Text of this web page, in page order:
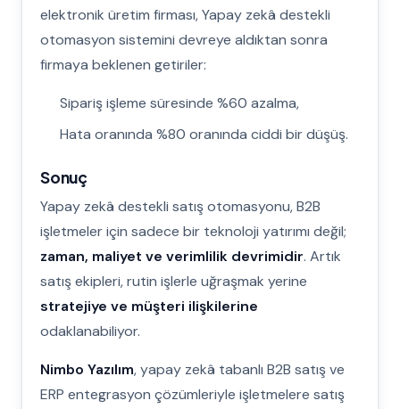
elektronik üretim firması, Yapay zekâ destekli
otomasyon sistemini devreye aldıktan sonra
firmaya beklenen getiriler:
Sipariş işleme süresinde %60 azalma,
Hata oranında %80 oranında ciddi bir düşüş.
Sonuç
Yapay zekâ destekli satış otomasyonu, B2B
işletmeler için sadece bir teknoloji yatırımı değil;
zaman, maliyet ve verimlilik devrimidir. Artık
satış ekipleri, rutin işlerle uğraşmak yerine
stratejiye ve müşteri ilişkilerine
odaklanabiliyor.
Nimbo Yazılım, yapay zekâ tabanlı B2B satış ve
ERP entegrasyon çözümleriyle işletmelere satış